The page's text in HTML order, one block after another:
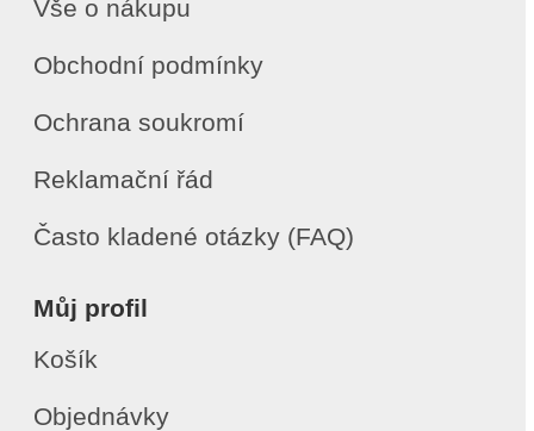
Vše o nákupu
Obchodní podmínky
Ochrana soukromí
Reklamační řád
Často kladené otázky (FAQ)
Můj profil
Košík
Objednávky